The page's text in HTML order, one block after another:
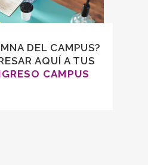
DEL CAMPUS?
AQUÍ A TUS
CAMPUS